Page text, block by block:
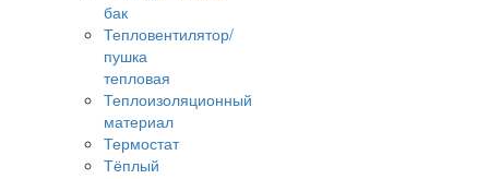
бак
Тепловентилятор/
пушка
тепловая
Теплоизоляционный
материал
Термостат
Тёплый